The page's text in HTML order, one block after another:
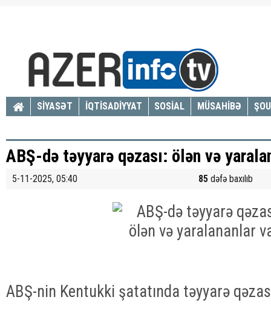
SİYASƏT İQTİSADİYYAT SOSİAL MÜSAHİBƏ
ABŞ-də təyyarə qəzası: ölən və
5-11-2025, 05:40 85 dəfə baxılıb
ABŞ-nin Kentukki şatatında təyyarə